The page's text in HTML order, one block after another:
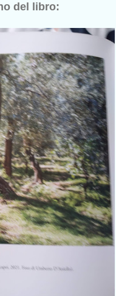
del libro: